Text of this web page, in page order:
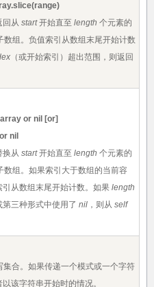
回从 start开始直至 length 个元素的
数组。负值索引从数组末尾开始计数
（或开始索引）超出范围，则返回
or nil [or]
nil
换从 start开始直至 length 个元素的
数组。如果索引大于数组的当前容
从数组末尾开始计数。如果 length
三种形式中使用了 nil ，则从 self
合。如果传递一个模式或一个字符
该字符串开始时的情况。